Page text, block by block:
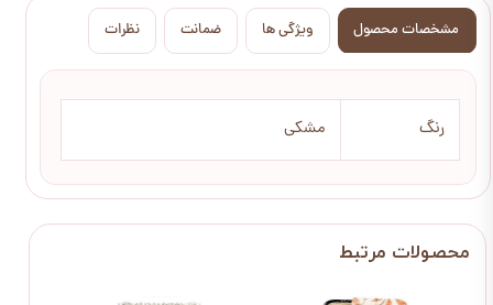
مشخصات محصول ویژگی ها ضمانت نظرات
رنگ مشکی